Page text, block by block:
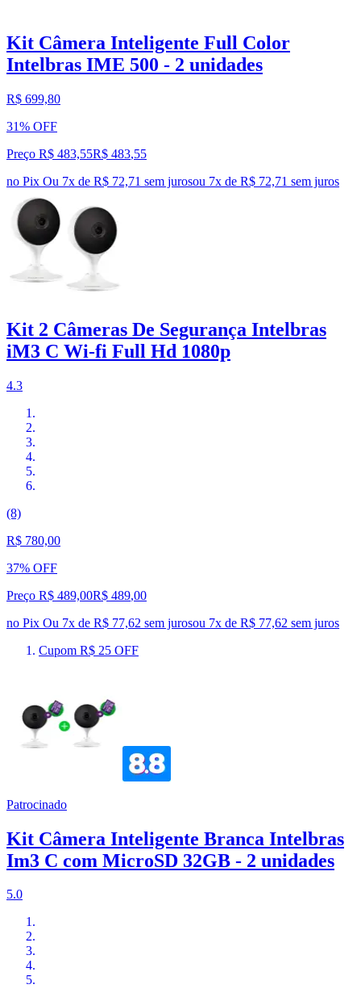
Kit Câmera Inteligente Full Color
Intelbras IME 500 - 2 unidades
R$ 699,80
31% OFF
Preço R$ 483,55R$ 483,55
no Pix Ou 7x de R$ 72,71 sem jurosou 7x de R$ 72,71 sem juros
Kit 2 Câmeras De Segurança Intelbras
iM3 C Wi-fi Full Hd 1080p
4.3
(8)
R$ 780,00
37% OFF
Preço R$ 489,00R$ 489,00
no Pix Ou 7x de R$ 77,62 sem jurosou 7x de R$ 77,62 sem juros
Cupom R$ 25 OFF
Patrocinado
Kit Câmera Inteligente Branca Intelbras
Im3 C com MicroSD 32GB - 2 unidades
5.0